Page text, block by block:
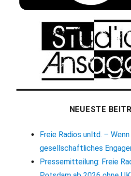
NEUESTE
Freie Radios unltd. –
gesellschaftliches
Pressemitteilung: Freie